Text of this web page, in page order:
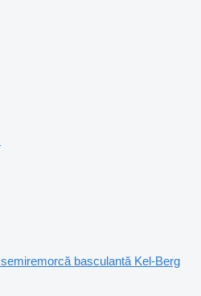
semiremorcă basculantă Kel-Berg